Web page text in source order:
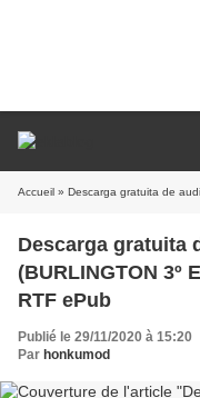
Accueil » Descarga gratuita de audiolibros.
Descarga gratuita
(BURLINGTON 3º
RTF ePub
Publié le 29/11/2020 à 15:20
Par honkumod